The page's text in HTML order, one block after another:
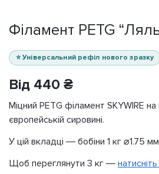
Філамент PETG
⭐ Універсальний рефіл нового зразку
Від 440 ₴
Міцний PETG філамент SKYWIRE на
європейській сировині.
У цій вкладці — бобіни 1 кг ⌀1.75
Щоб переглянути 3 кг —